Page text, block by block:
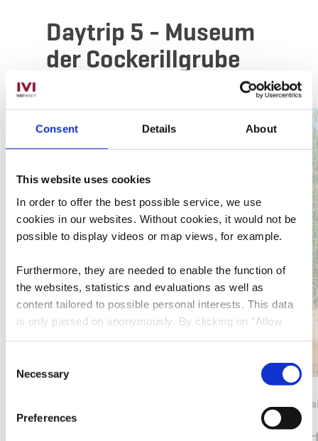
Consent Details About
This website uses cookies
In order to offer the best possible service, we use
cookies in our websites. Without cookies, it would not be
possible to display videos or map views, for example.
Furthermore, they are needed to enable the function of
the websites, statistics and evaluations as well as
content tailored to possible personal interests. This data
is only passed on anonymously. By clicking on "Allow
possible later deactivation in our
at any
Selection
Necessary
Preferences
Daytrip 5 - Museum
der Cockerillgrube
Museum der Cockerillmine
Mehr erfahren
Pulsa
Minett